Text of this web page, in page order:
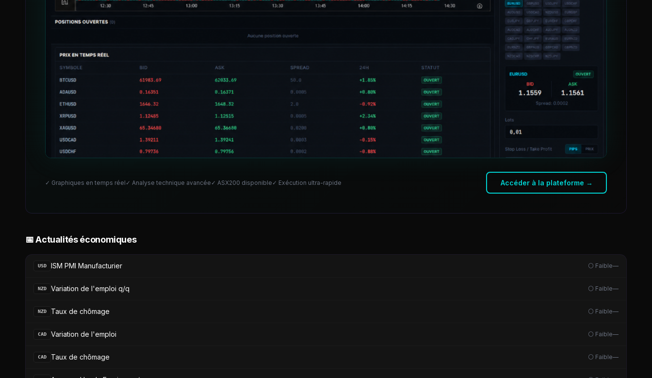
✓ Graphiques en temps réel ✓ Analyse technique avancée ✓ ASX200 disponible ✓ Exécution ultra-rapide Accéder à la plateforme →
📅 Actualités économiques
USD ISM PMI Manufacturier ⚪ Faible—
NZD Variation de l'emploi q/q ⚪ Faible—
NZD Taux de chômage ⚪ Faible—
CAD Variation de l'emploi ⚪ Faible—
CAD Taux de chômage ⚪ Faible—